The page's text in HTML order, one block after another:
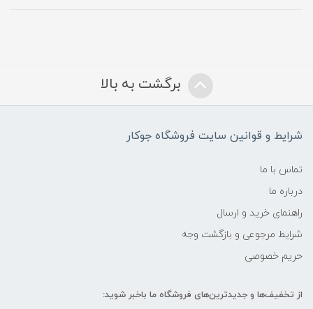
برگشت به بالا
شرایط و قوانین سایت فروشگاه جوکار
تماس با ما
درباره ما
راهنمای خرید و ارسال
شرایط مرجوعی و بازگشت وجه
حریم خصوصی
از تخفیف‌ها و جدیدترین‌های فروشگاه ما باخبر شوید: